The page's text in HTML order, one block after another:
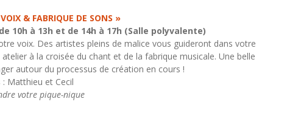
& FABRIQUE DE SONS »
10h à 13h et de 14h à 17h (Salle polyvalente)
voix. Des artistes pleins de malice vous guideront dans votre
à la croisée du chant et de la fabrique musicale. Une belle
autour du processus de création en cours !
: Matthieu et Cecil
votre pique-nique